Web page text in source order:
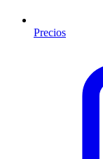
Precios